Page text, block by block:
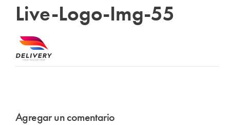
Live-Logo-Img-55
Agregar un comentario